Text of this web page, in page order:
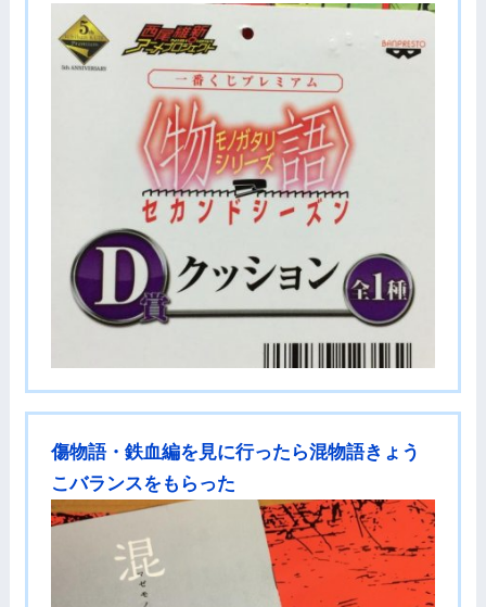
傷物語・鉄血編を見に行ったら混物語きょう
こバランスをもらった